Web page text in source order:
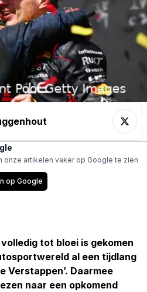
onze artikelen vaker op Google te zien
op Google
volledig tot bloei is gekomen
al een tijdlang
Verstappen’. Daarmee
naar een opkomend